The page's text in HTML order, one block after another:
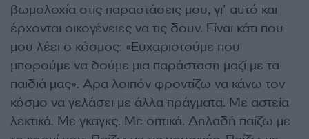
βωµολοχία στις παραστάσεις µου, γι’ αυτό και
έρχονται οικογένειες να τις δουν. Είναι κάτι που
µου λέει ο κόσµος: «Ευχαριστούµε που
µπορούµε να δούµε µια παράσταση µαζί µε τα
παιδιά µας». Αρα λοιπόν φροντίζω να κάνω τον
κόσµο να γελάσει µε άλλα πράγµατα. Με αστεία
λεκτικά. Με γκαγκς. Με οπτικά. ∆ηλαδή παίζω µε